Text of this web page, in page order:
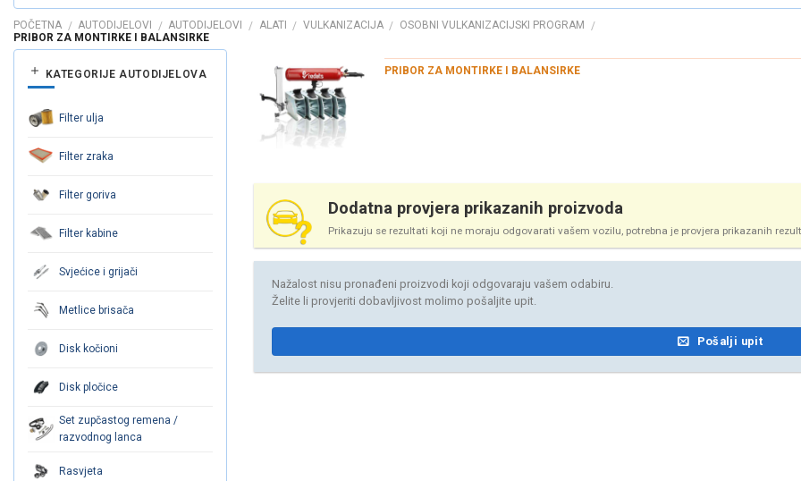
POČETNA / AUTODIJELOVI / AUTODIJELOVI / ALATI / VULKANIZACIJA / OSOBNI VULKANIZACIJSKI PROGRAM /
PRIBOR ZA MONTIRKE I BALANSIRKE
KATEGORIJE AUTODIJELOVA
Filter ulja
Filter zraka
Filter goriva
Filter kabine
Svjećice i grijači
Metlice brisača
Disk kočioni
Disk pločice
Set zupčastog remena /
razvodnog lanca
Rasvjeta
PRIBOR ZA MONTIRKE I BALANSIRKE
Dodatna provjera prikazanih proizvoda
Prikazuju se rezultati koji ne moraju odgovarati vašem vozilu, potrebna je provjera prikazanih
Nažalost nisu pronađeni proizvodi koji odgovaraju vašem odabiru.
Želite li provjeriti dobavljivost molimo pošaljite upit.
Pošalji upit